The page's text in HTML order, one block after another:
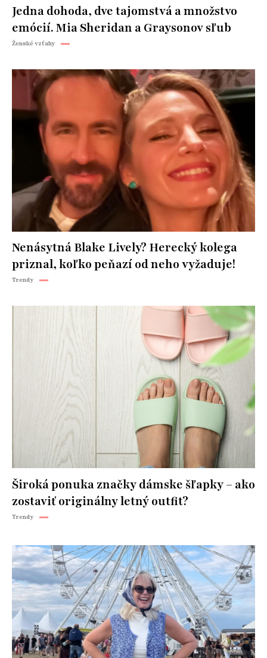
Jedna dohoda, dve tajomstvá a množstvo
emócií. Mia Sheridan a Graysonov sľub
Ženské vzťahy
Nenásytná Blake Lively? Herecký kolega
priznal, koľko peňazí od neho vyžaduje!
Trendy
Široká ponuka značky dámske šľapky – ako
zostaviť originálny letný outfit?
Trendy